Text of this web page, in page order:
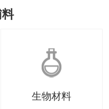
料
生物材料